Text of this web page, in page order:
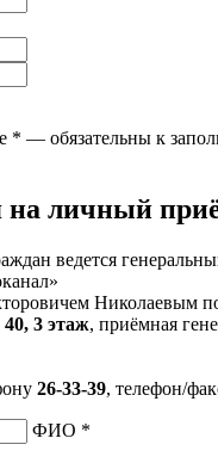
* — обязательны к
на личный
ведется
Николаевым
3 этаж, приёмная
26-33-39, телефон/
ФИО *